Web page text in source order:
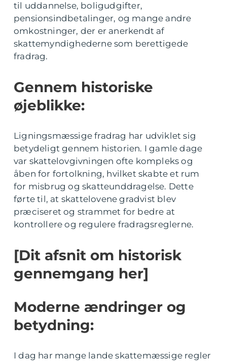
til uddannelse, boligudgifter,
pensionsindbetalinger, og mange andre
omkostninger, der er anerkendt af
skattemyndighederne som berettigede
fradrag.
Gennem historiske
øjeblikke:
Ligningsmæssige fradrag har udviklet sig
betydeligt gennem historien. I gamle dage
var skattelovgivningen ofte kompleks og
åben for fortolkning, hvilket skabte et rum
for misbrug og skatteunddragelse. Dette
førte til, at skattelovene gradvist blev
præciseret og strammet for bedre at
kontrollere og regulere fradragsreglerne.
[Dit afsnit om historisk
gennemgang her]
Moderne ændringer og
betydning:
I dag har mange lande skattemæssige regler